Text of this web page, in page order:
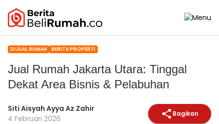
DIJUAL RUMAH BERITA PROPERTI
Jual Rumah Jakarta Utara: Tinggal
Dekat Area Bisnis & Pelabuhan
Siti Aisyah Ayya Az Zahir
4 Februari 2026
Bagikan